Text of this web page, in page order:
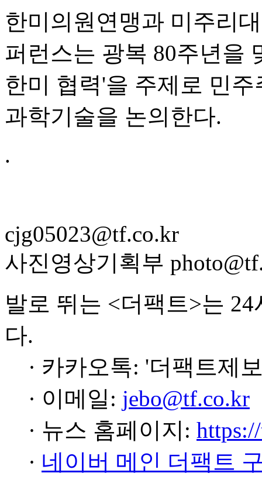
한미의원연맹과 미주리
퍼런스는 광복 80주년을
한미 협력'을 주제로 민
과학기술을 논의한다.
.
cjg05023@tf.co.kr
사진영상기획부
발로 뛰는 <더팩트>는
다.
· 카카오톡: '더팩트제
· 이메일: jebo@tf.co.kr
· 뉴스 홈페이지:
· 네이버 메인 더팩트